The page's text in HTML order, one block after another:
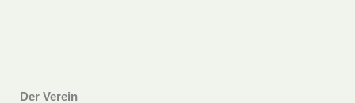
Der Verein